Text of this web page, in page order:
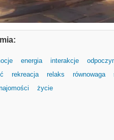
energia interakcje
rekreacja relaks równowaga
życie